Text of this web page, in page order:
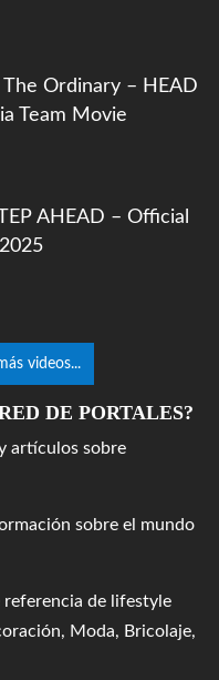
Ordinary – HEAD
Team Movie
AHEAD – Official
videos...
DE PORTALES?
artículos sobre
sobre el mundo
referencia de lifestyle
Moda, Bricolaje,